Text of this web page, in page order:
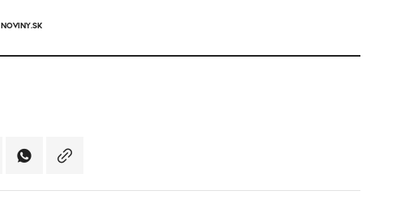
NOVINY.SK